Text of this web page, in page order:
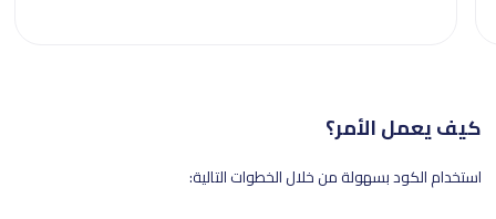
كيف يعمل الأمر؟
استخدام الكود بسهولة من خلال الخطوات التالية: